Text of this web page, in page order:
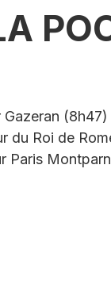
du Roi de
Paris